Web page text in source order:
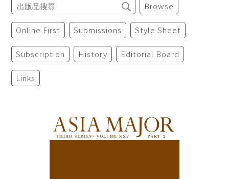
Browse
Online First Submissions Style Sheet
Subscription History Editorial Board
Links